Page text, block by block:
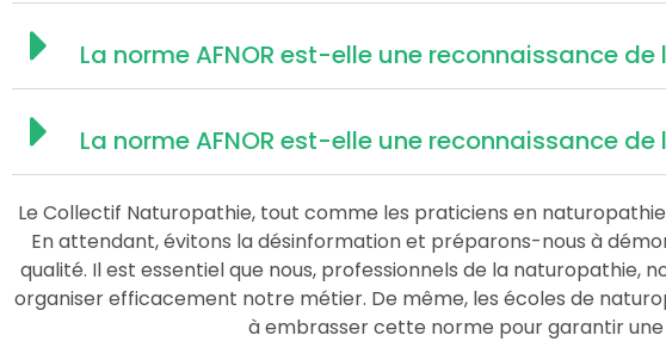
La norme AFNOR est-elle une reconnaissance
La norme AFNOR est-elle une reconnaissance
Le Collectif Naturopathie, tout comme les praticiens en
En attendant, évitons la désinformation et préparons-nous à
qualité. Il est essentiel que nous, professionnels de la naturopathie,
organiser efficacement notre métier. De même, les écoles de
à embrasser cette norme pour garantir